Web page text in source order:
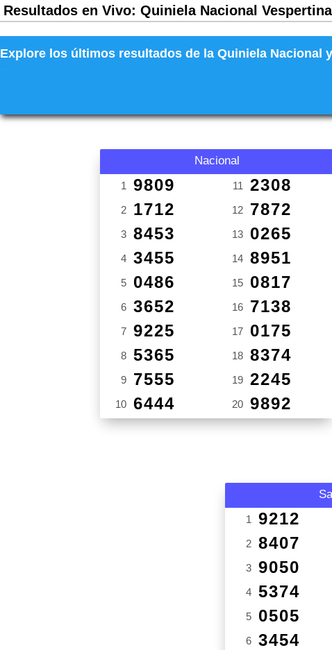
Resultados en Vivo: Quiniela Nacional
Explore los últimos resultados de la Quiniela Nacional
Nacional
1 9809
2 1712
3 8453
4 3455
5 0486
6 3652
7 9225
8 5365
9 7555
10 6444
11 2308
12 7872
13 0265
14 8951
15 0817
16 7138
17 0175
18 8374
19 2245
20 9892
1 9212
2 8407
3 9050
4 5374
5 0505
6 3454